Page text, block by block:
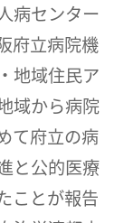
病センター
府立病院機
地域住民ア
域から病院
て府立の病
と公的医療
ことが報告